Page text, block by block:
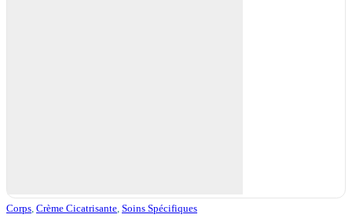
Corps, Crème Cicatrisante, Soins Spécifiques